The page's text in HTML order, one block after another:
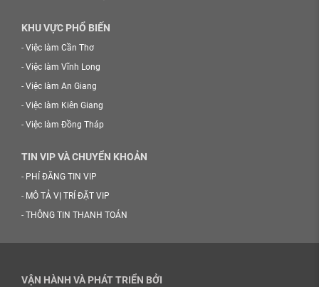
KHU VỰC PHỔ BIẾN
- Việc làm Cần Thơ
- Việc làm Vĩnh Long
- Việc làm An Giang
- Việc làm Kiên Giang
- Việc làm Đồng Tháp
TIN VIP VÀ CHUYỂN KHOẢN
- PHÍ ĐĂNG TIN VIP
- MÔ TẢ VỊ TRÍ ĐẶT VIP
- THÔNG TIN THANH TOÁN
VẬN HÀNH VÀ PHÁT TRIỂN BỞI